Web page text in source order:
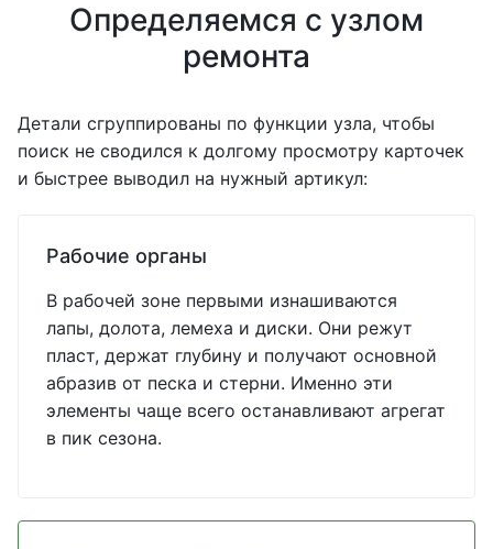
Определяемся с узлом
ремонта
Детали сгруппированы по функции узла, чтобы
поиск не сводился к долгому просмотру карточек
и быстрее выводил на нужный артикул:
Рабочие органы
В рабочей зоне первыми изнашиваются
лапы, долота, лемеха и диски. Они режут
пласт, держат глубину и получают основной
абразив от песка и стерни. Именно эти
элементы чаще всего останавливают агрегат
в пик сезона.